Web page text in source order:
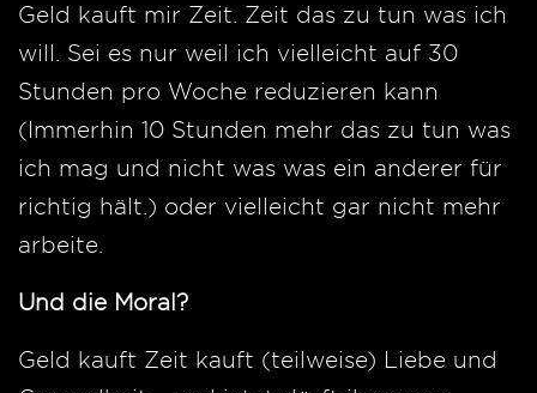
Geld kauft mir Zeit. Zeit das zu tun was ich
will. Sei es nur weil ich vielleicht auf 30
Stunden pro Woche reduzieren kann
(Immerhin 10 Stunden mehr das zu tun was
ich mag und nicht was was ein anderer für
richtig hält.) oder vielleicht gar nicht mehr
arbeite.
Und die Moral?
Geld kauft Zeit kauft (teilweise) Liebe und